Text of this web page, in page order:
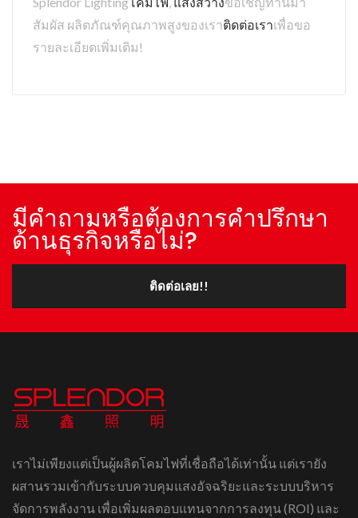
สัมผัส ผลิตภัณฑ์คุณภาพสูงของเราติดต่อเราเพื่อขอ
รายละเอียดเพิ่มเติม!
มีคำถามหรือต้องการคำปรึกษา
ด้านธุรกิจหรือไม่?
ติดต่อเลย!!
เราไม่เพียงแต่เป็นผู้ผลิตโคมไฟที่เชื่อถือได้เท่านั้น แต่เรายัง
ผสานรวมเข้ากับระบบควบคุมแสงอัจฉริยะและระบบบริหาร
จัดการพลังงาน เพื่อเพิ่มผลตอบแทนจากการลงทุน (ROI) และ